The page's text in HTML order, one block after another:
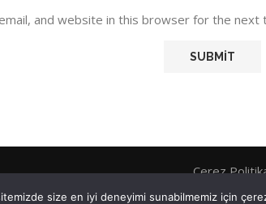
and website in this browser for the next
Çerez
size en iyi deneyimi sunabilmemiz için